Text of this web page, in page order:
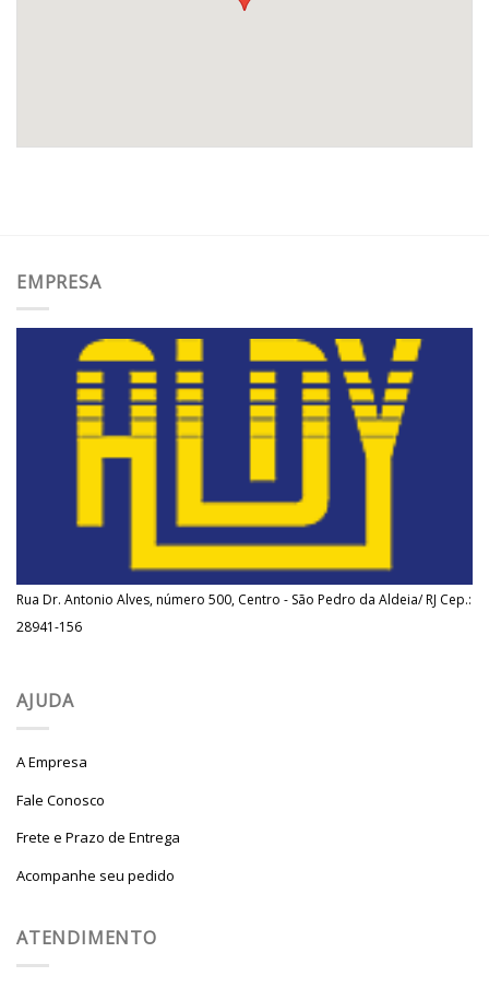
EMPRESA
Rua Dr. Antonio Alves, número 500, Centro - São Pedro da Aldeia/ RJ Cep.:
28941-156
AJUDA
A Empresa
Fale Conosco
Frete e Prazo de Entrega
Acompanhe seu pedido
ATENDIMENTO